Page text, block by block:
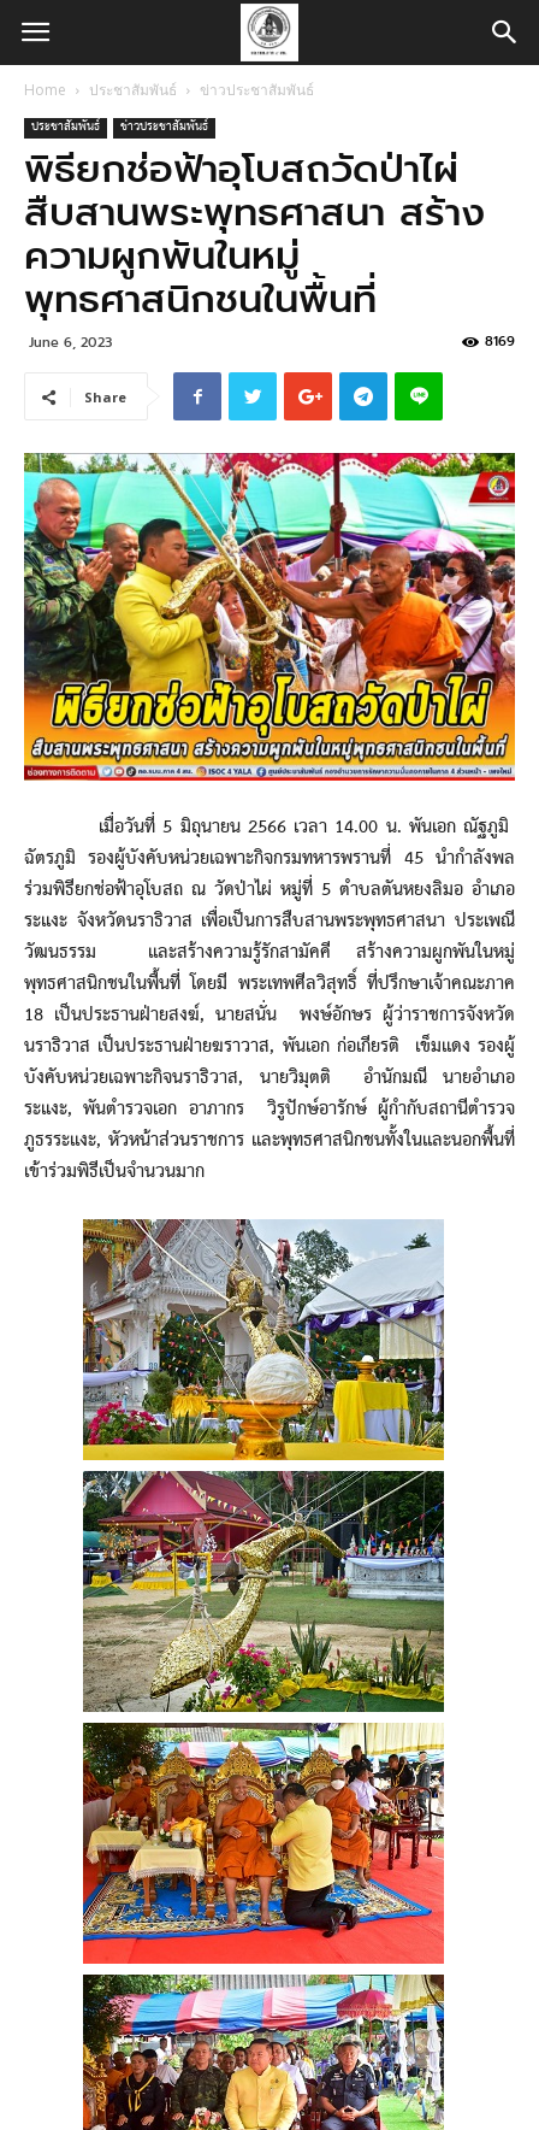
Home ประชาสัมพันธ์ ข่าวประชาสัมพันธ์
ประชาสัมพันธ์ ข่าวประชาสัมพันธ์
พิธียกช่อฟ้าอุโบสถวัดป่าไผ่
สืบสานพระพุทธศาสนา สร้าง
ความผูกพันในหมู่
พุทธศาสนิกชนในพื้นที่
June 6, 2023 8169
Share
เมื่อวันที่ 5 มิถุนายน 2566 เวลา 14.00 น. พันเอก ณัฐภูมิ
ฉัตรภูมิ รองผู้บังคับหน่วยเฉพาะกิจกรมทหารพรานที่ 45 นำกำลังพล
ร่วมพิธียกช่อฟ้าอุโบสถ ณ วัดป่าไผ่ หมู่ที่ 5 ตำบลตันหยงลิมอ อำเภอ
ระแงะ จังหวัดนราธิวาส เพื่อเป็นการสืบสานพระพุทธศาสนา ประเพณี
วัฒนธรรม และสร้างความรู้รักสามัคคี สร้างความผูกพันในหมู่
พุทธศาสนิกชนในพื้นที่ โดยมี พระเทพศีลวิสุทธิ์ ที่ปรึกษาเจ้าคณะภาค
18 เป็นประธานฝ่ายสงฆ์, นายสนั่น พงษ์อักษร ผู้ว่าราชการจังหวัด
นราธิวาส เป็นประธานฝ่ายฆราวาส, พันเอก ก่อเกียรติ เข็มแดง รองผู้
บังคับหน่วยเฉพาะกิจนราธิวาส, นายวิมุตติ อำนักมณี นายอำเภอ
ระแงะ, พันตำรวจเอก อาภากร วิรูปักษ์อารักษ์ ผู้กำกับสถานีตำรวจ
ภูธรระแงะ, หัวหน้าส่วนราชการ และพุทธศาสนิกชนทั้งในและนอกพื้นที่
เข้าร่วมพิธีเป็นจำนวนมาก